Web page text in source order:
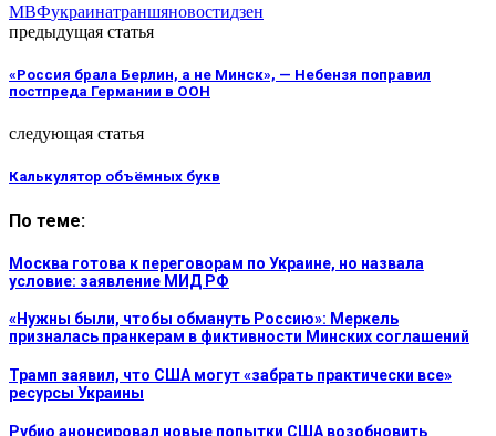
МВФукраинатраншяновостидзен
предыдущая статья
«Россия брала Берлин, а не Минск», — Небензя поправил
постпреда Германии в ООН
следующая статья
Калькулятор объёмных букв
По теме:
Москва готова к переговорам по Украине, но назвала
условие: заявление МИД РФ
«Нужны были, чтобы обмануть Россию»: Меркель
призналась пранкерам в фиктивности Минских соглашений
Трамп заявил, что США могут «забрать практически все»
ресурсы Украины
Рубио анонсировал новые попытки США возобновить